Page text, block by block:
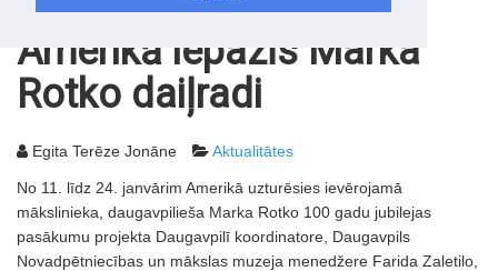
Amerikā iepazīs Marka
Rotko daiļradi
Egita Terēze Jonāne Aktualitātes
No 11. līdz 24. janvārim Amerikā uzturēsies ievērojamā
mākslinieka, daugavpilieša Marka Rotko 100 gadu jubilejas
pasākumu projekta Daugavpilī koordinatore, Daugavpils
Novadpētniecības un mākslas muzeja menedžere Farida Zaletilo,